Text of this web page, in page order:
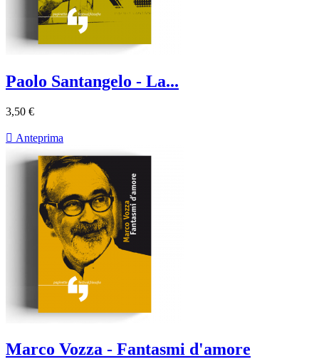
Paolo Santangelo - La...
3,50 €
 Anteprima
Marco Vozza - Fantasmi d'amore